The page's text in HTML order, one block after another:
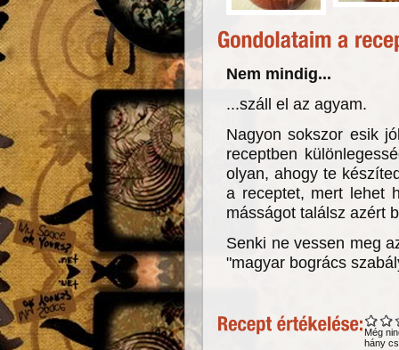
Nem mindig...
...száll el az agyam.
Nagyon sokszor esik
receptben
olyan, ahogy te
a receptet, mert lehet
másságot találsz azért
Senki ne vessen meg
"magyar bogrács
Még
hány